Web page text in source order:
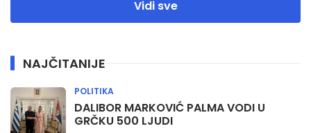
Vidi sve
NAJČITANIJE
DALIBOR MARKOVIĆ PALMA VODI U
GRČKU 500 LJUDI
POLITIKA